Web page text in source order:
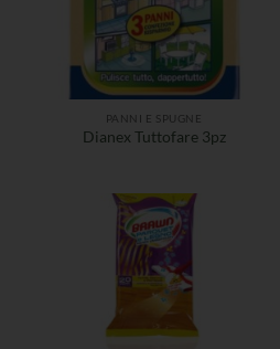
PANNI E SPUGNE
Dianex Tuttofare 3pz